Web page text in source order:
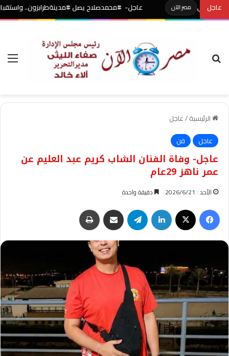
عاجل
مصر الآن عاجل- #محمدصلاح يصل #مدينةطرابزون.. واستقبال أسطوري
بحث عن
الرئيسية/عاجل
عاجل
فن
عاجل- وفاة الفنان الشاب كريم عبد العليم عن
عمر ناهز 29عام
الأحد : 2026/6/21 دقيقة واحدة
فيسبوك لينكدإن تيلقرام مشاركة عبر البريد